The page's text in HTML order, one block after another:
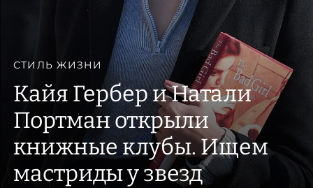
СТИЛЬ ЖИЗНИ
Кайя Гербер и Натали
Портман открыли
книжные клубы. Ищем
мастриды у звезд